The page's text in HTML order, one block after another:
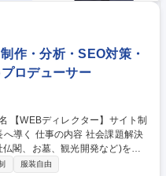
作・分析・SEO対策・
ロデューサー
課題解決
閣、お墓、観光開発など)を展
制作ディレクション、SEO対
服装自由